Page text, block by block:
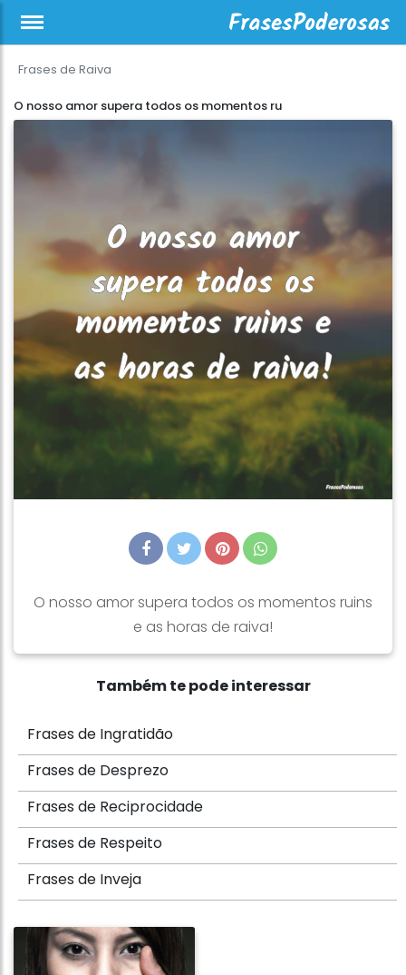
Frases de Raiva
O nosso amor supera todos os momentos ru
O nosso amor supera todos os momentos ruins
e as horas de raiva!
Também te pode interessar
Frases de Ingratidão
Frases de Desprezo
Frases de Reciprocidade
Frases de Respeito
Frases de Inveja